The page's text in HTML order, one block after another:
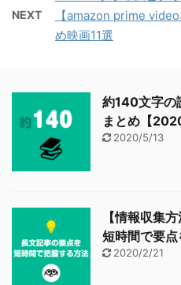
NEXT
【amazon prime
め映画11選
約140文字の
まとめ【
2020/5/13
【情報収集
短時間で要
2020/2/21